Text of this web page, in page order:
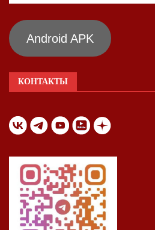
Android APK
КОНТАКТЫ